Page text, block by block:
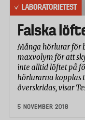
LABORATORIETEST
Falska
Många hörlurar för
maxvolym för att
inte alltid löftet på
hörlurarna kopplas
överskridas, visar
5 NOVEMBER 2018